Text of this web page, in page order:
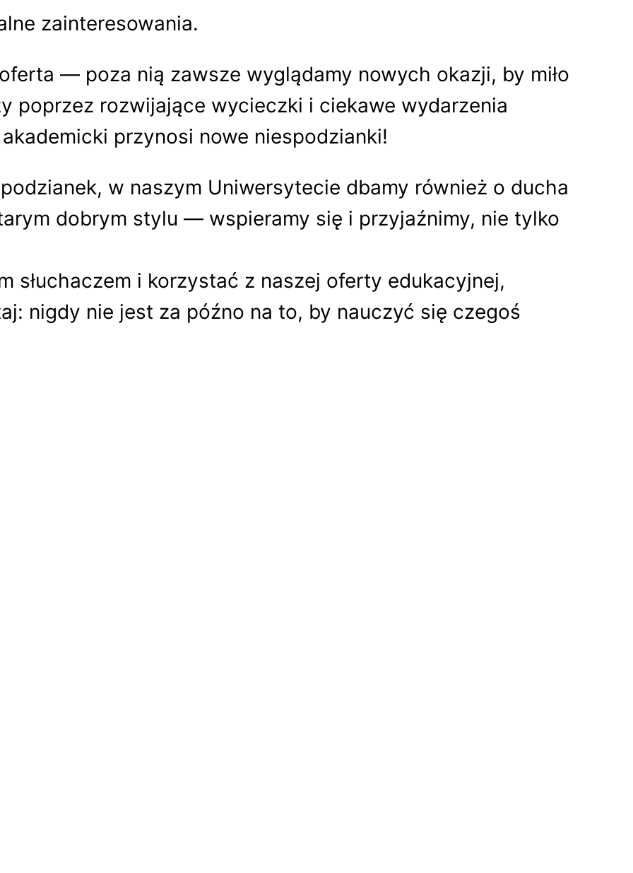
zainteresowania.
— poza nią zawsze wyglądamy nowych okazji, by miło
poprzez rozwijające wycieczki i ciekawe wydarzenia
przynosi nowe niespodzianki!
w naszym Uniwersytecie dbamy również o ducha
dobrym stylu — wspieramy się i przyjaźnimy, nie tylko
słuchaczem i korzystać z naszej oferty edukacyjnej,
nigdy nie jest za późno na to, by nauczyć się czegoś